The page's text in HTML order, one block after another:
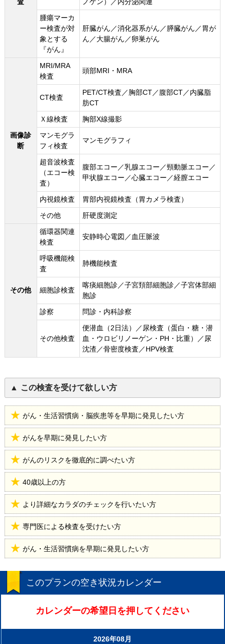
査
ノゲン）／内分泌関連
腫瘍マーカ
ー検査が対
象とする
『がん』
肝臓がん／消化器系がん／膵臓がん／胃が
ん／大腸がん／卵巣がん
画像診
断
MRI/MRA
検査
頭部MRI・MRA
CT検査
PET/CT検査／胸部CT／腹部CT／内臓脂
肪CT
Ｘ線検査
胸部X線撮影
マンモグラ
フィ検査
マンモグラフィ
超音波検査
（エコー検
査）
腹部エコー／乳腺エコー／頸動脈エコー／
甲状腺エコー／心臓エコー／経膣エコー
内視鏡検査
胃部内視鏡検査（胃カメラ検査）
その他
肝硬度測定
その他
循環器関連
検査
安静時心電図／血圧脈波
呼吸機能検
査
肺機能検査
細胞診検査
喀痰細胞診／子宮頚部細胞診／子宮体部細
胞診
診察
問診・内科診察
その他検査
便潜血（2日法）／尿検査（蛋白・糖・潜
血・ウロビリノーゲン・PH・比重）／尿
沈渣／骨密度検査／HPV検査
この検査を受けて欲しい方
がん・生活習慣病・脳疾患等を早期に発見したい方
がんを早期に発見したい方
がんのリスクを徹底的に調べたい方
40歳以上の方
より詳細なカラダのチェックを行いたい方
専門医による検査を受けたい方
がん・生活習慣病を早期に発見したい方
このプランの空き状況カレンダー
カレンダーの希望日を押してください
2026年08月